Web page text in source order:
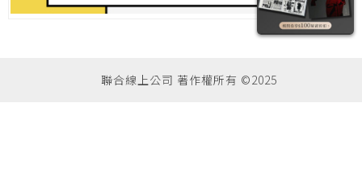
聯合線上公司 著作權所有 ©2025